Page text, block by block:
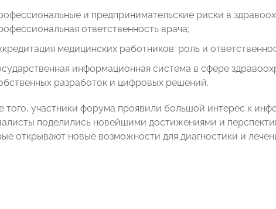
и предпринимательские риски в
ответственность врача;
медицинских работников: роль и
информационная система в сфере
разработок и цифровых решений.
того, участники форума проявили большой интерес к
поделились новейшими достижениями и
открывают новые возможности для диагностики и